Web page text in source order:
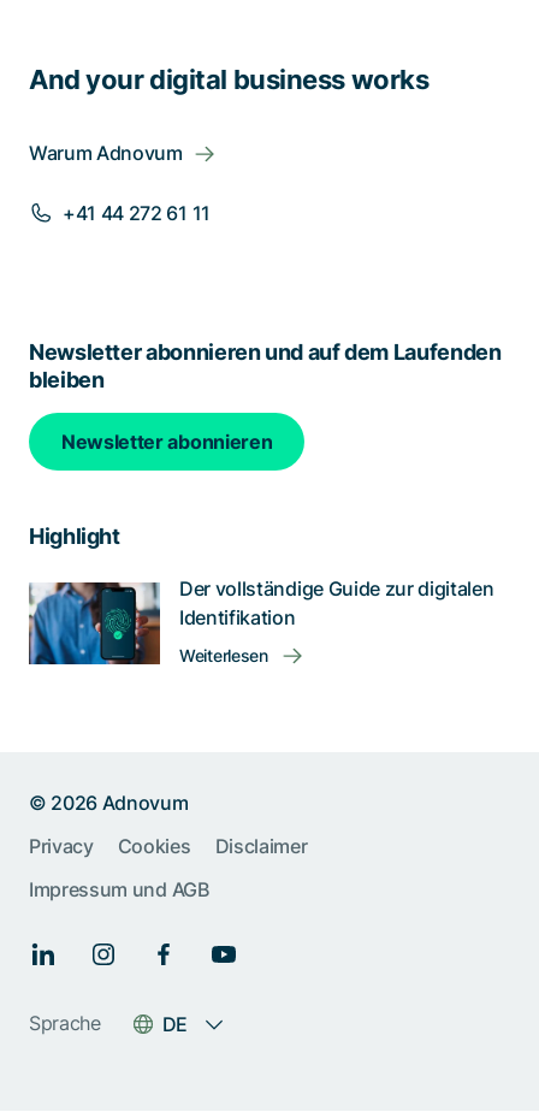
And your digital business works
Warum Adnovum
+41 44 272 61 11
Newsletter abonnieren und auf dem Laufenden
bleiben
Newsletter abonnieren
Highlight
Der vollständige Guide zur digitalen
Identifikation
Weiterlesen
© 2026 Adnovum
Privacy
Cookies
Disclaimer
Impressum und AGB
Sprache DE
Report an issue🐞
Give feedback 💬